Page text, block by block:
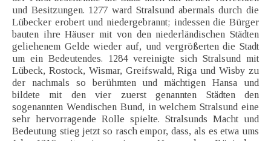
und Besitzungen. 1277 ward Stralsund abermals durch die
Lübecker erobert und niedergebrannt; indessen die Bürger
bauten ihre Häuser mit von den niederländischen Städten
geliehenem Gelde wieder auf, und vergrößerten die Stadt
um ein Bedeutendes. 1284 vereinigte sich Stralsund mit
Lübeck, Rostock, Wismar, Greifswald, Riga und Wisby zu
der nachmals so berühmten und mächtigen Hansa und
bildete mit den vier zuerst genannten Städten den
sogenannten Wendischen Bund, in welchem Stralsund eine
sehr hervorragende Rolle spielte. Stralsunds Macht und
Bedeutung stieg jetzt so rasch empor, dass, als es etwa ums